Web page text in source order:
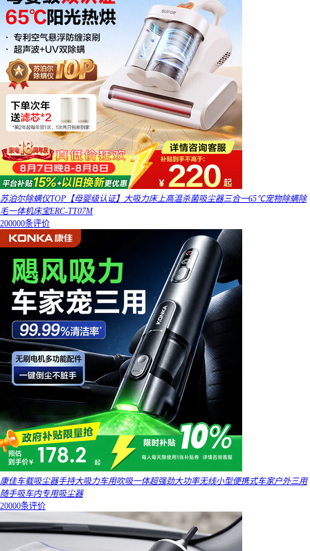
苏泊尔除螨仪TOP【母婴级认证】大吸力床上高温杀菌吸尘器三合一65℃宠物除螨除
毛一体机床宝ERC-TT07M
200000条评价
康佳车载吸尘器手持大吸力车用吹吸一体超强劲大功率无线小型便携式车家户外三用
随手吸车内专用吸尘器
20000条评价